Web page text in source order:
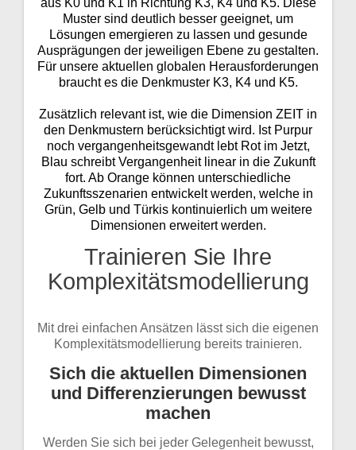
aus K0 und K1 in Richtung K3, K4 und K5. Diese
Muster sind deutlich besser geeignet, um
Lösungen emergieren zu lassen und gesunde
Ausprägungen der jeweiligen Ebene zu gestalten.
Für unsere aktuellen globalen Herausforderungen
braucht es die Denkmuster K3, K4 und K5.
Zusätzlich relevant ist, wie die Dimension ZEIT in
den Denkmustern berücksichtigt wird. Ist Purpur
noch vergangenheitsgewandt lebt Rot im Jetzt,
Blau schreibt Vergangenheit linear in die Zukunft
fort. Ab Orange können unterschiedliche
Zukunftsszenarien entwickelt werden, welche in
Grün, Gelb und Türkis kontinuierlich um weitere
Dimensionen erweitert werden.
Trainieren Sie Ihre
Komplexitätsmodellierung
Mit drei einfachen Ansätzen lässt sich die eigenen
Komplexitätsmodellierung bereits trainieren.
Sich die aktuellen Dimensionen
und Differenzierungen bewusst
machen
Werden Sie sich bei jeder Gelegenheit bewusst,